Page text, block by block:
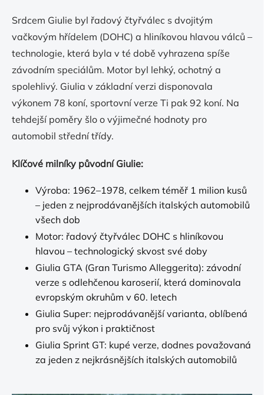
Srdcem Giulie byl řadový čtyřválec s dvojitým
vačkovým hřídelem (DOHC) a hliníkovou hlavou válců –
technologie, která byla v té době vyhrazena spíše
závodním speciálům. Motor byl lehký, ochotný a
spolehlivý. Giulia v základní verzi disponovala
výkonem 78 koní, sportovní verze Ti pak 92 koní. Na
tehdejší poměry šlo o výjimečné hodnoty pro
automobil střední třídy.
Klíčové milníky původní Giulie:
Výroba: 1962–1978, celkem téměř 1 milion kusů
– jeden z nejprodávanějších italských automobilů
všech dob
Motor: řadový čtyřválec DOHC s hliníkovou
hlavou – technologický skvost své doby
Giulia GTA (Gran Turismo Alleggerita): závodní
verze s odlehčenou karoserií, která dominovala
evropským okruhům v 60. letech
Giulia Super: nejprodávanější varianta, oblíbená
pro svůj výkon i praktičnost
Giulia Sprint GT: kupé verze, dodnes považovaná
za jeden z nejkrásnějších italských automobilů